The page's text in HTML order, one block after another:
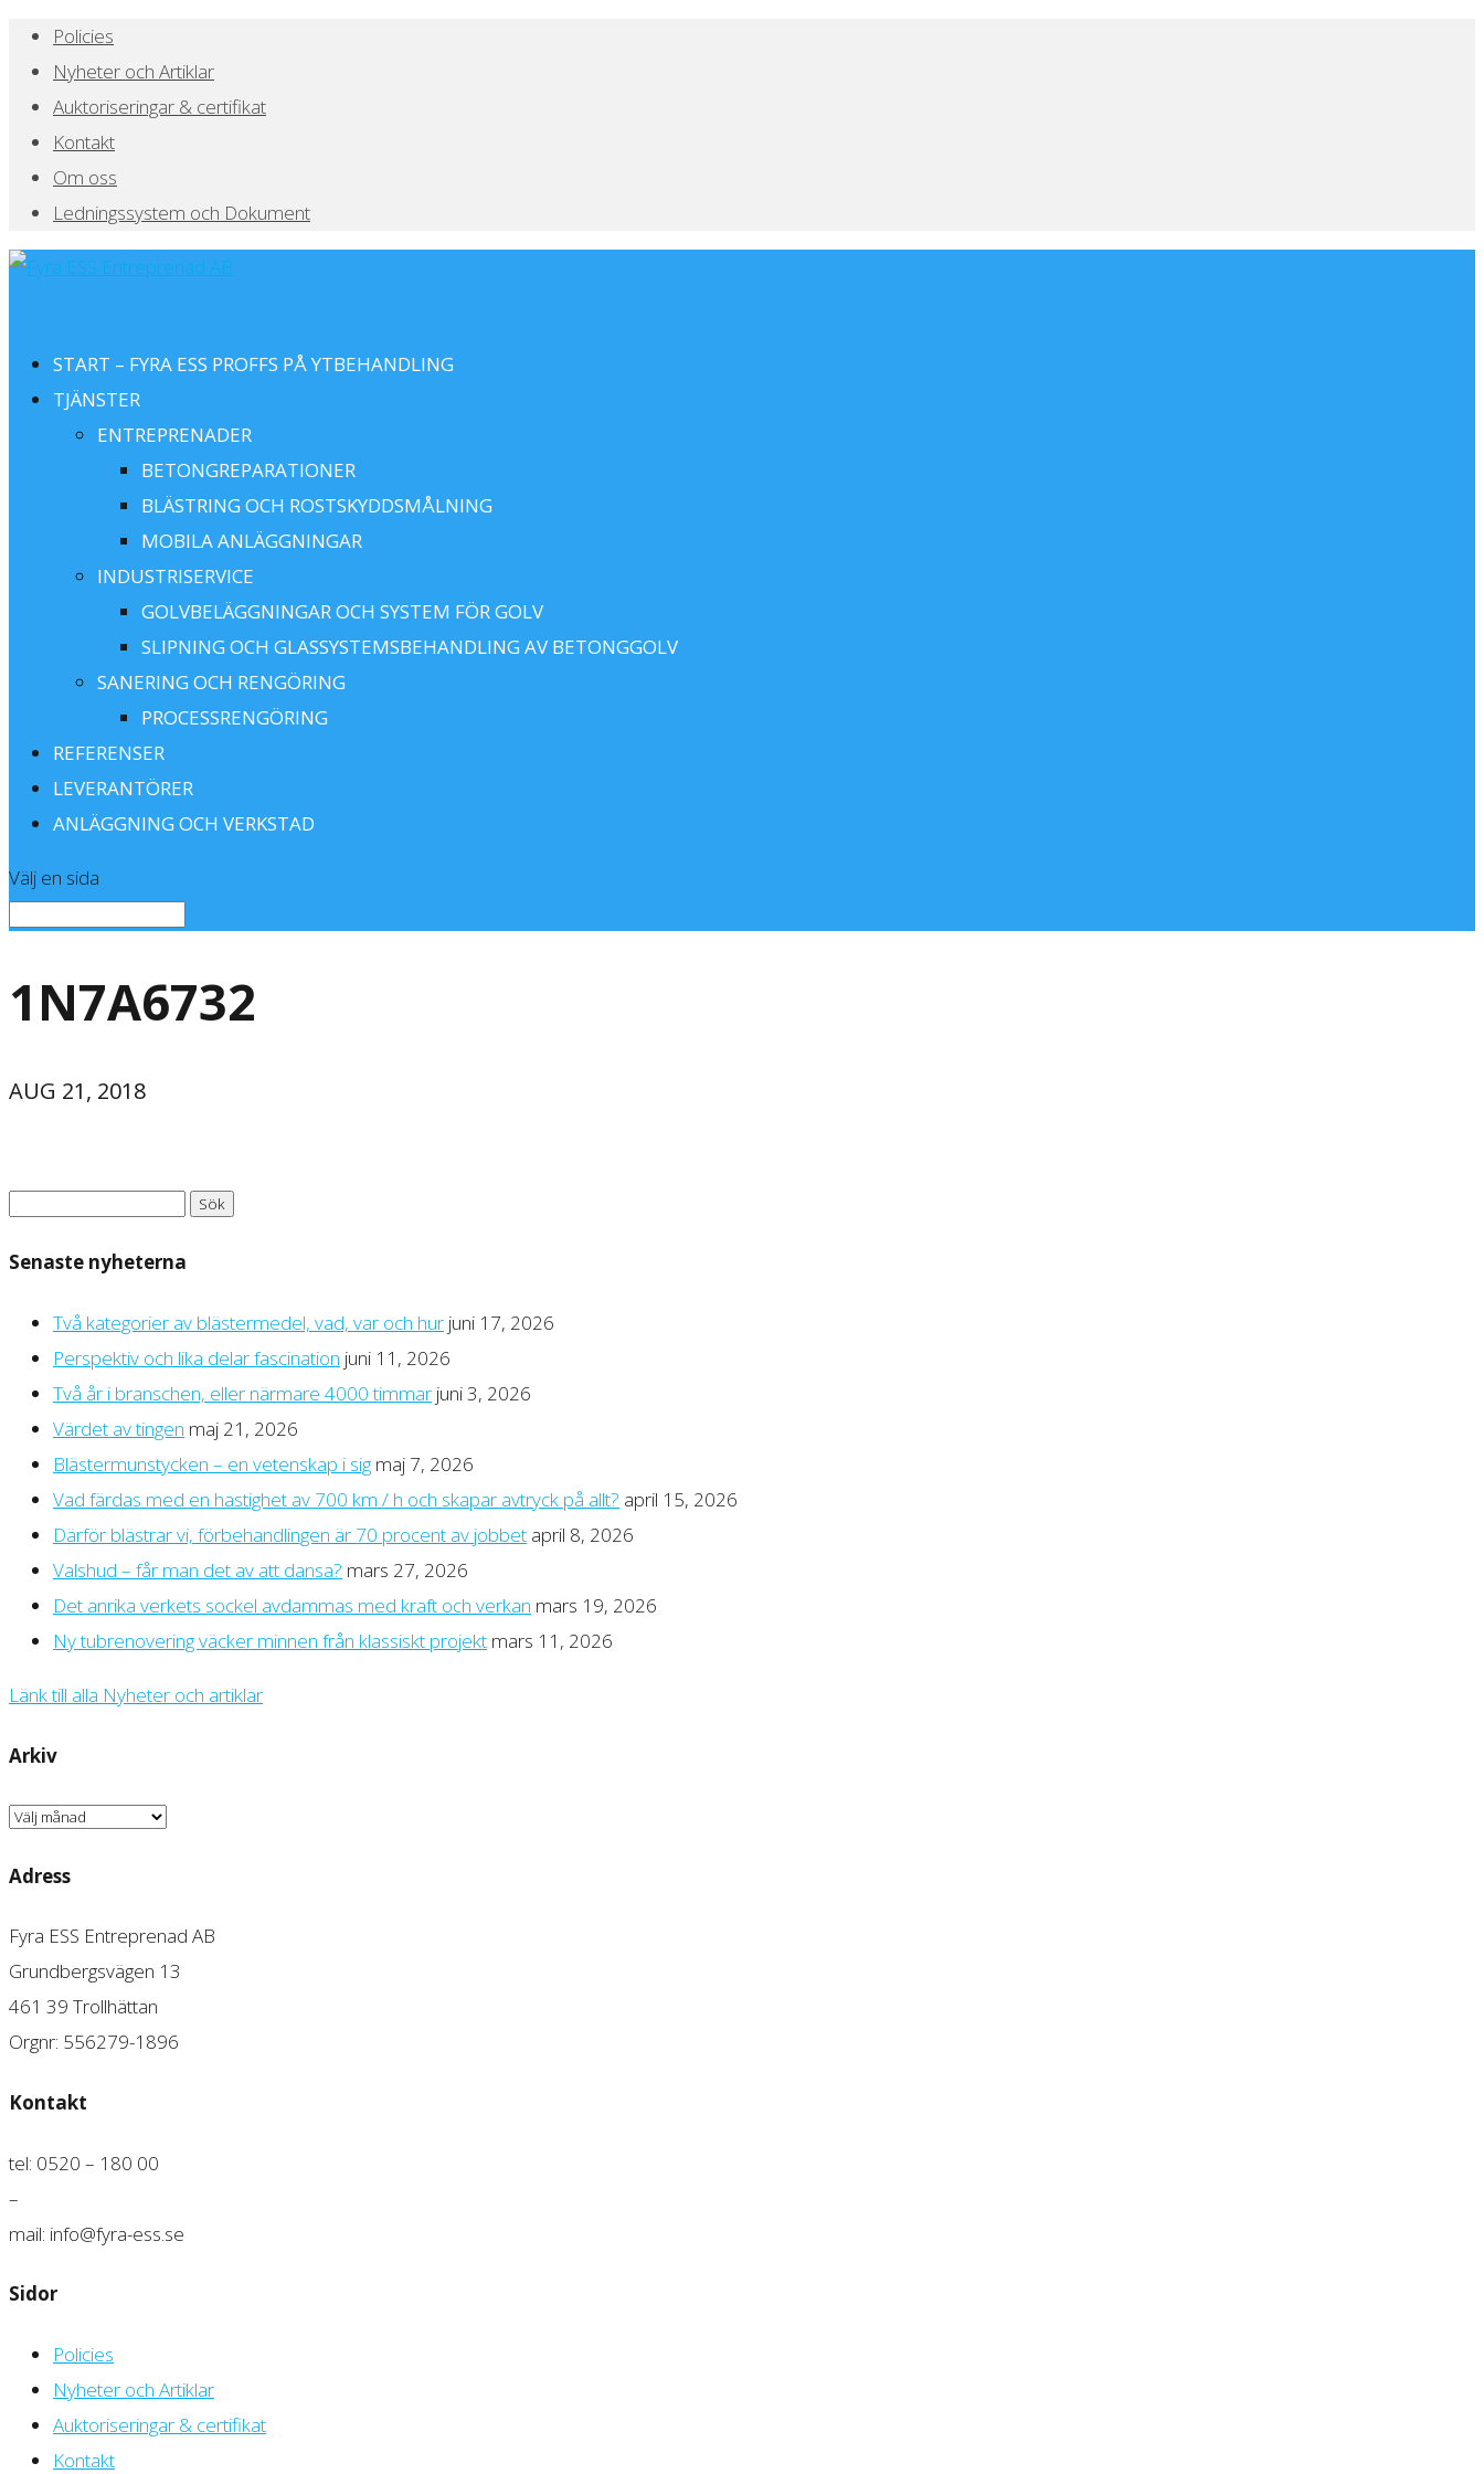
Policies
Nyheter och Artiklar
Auktoriseringar & certifikat
Kontakt
Om oss
Ledningssystem och Dokument
START – FYRA ESS PROFFS PÅ YTBEHANDLING
TJÄNSTER
ENTREPRENADER
BETONGREPARATIONER
BLÄSTRING OCH ROSTSKYDDSMÅLNING
MOBILA ANLÄGGNINGAR
INDUSTRISERVICE
GOLVBELÄGGNINGAR OCH SYSTEM FÖR GOLV
SLIPNING OCH GLASSYSTEMSBEHANDLING AV BETONGGOLV
SANERING OCH RENGÖRING
PROCESSRENGÖRING
REFERENSER
LEVERANTÖRER
ANLÄGGNING OCH VERKSTAD
Välj en sida
1N7A6732
AUG 21, 2018
Senaste nyheterna
Två kategorier av blästermedel, vad, var och hur juni 17, 2026
Perspektiv och lika delar fascination juni 11, 2026
Två år i branschen, eller närmare 4000 timmar juni 3, 2026
Värdet av tingen maj 21, 2026
Blästermunstycken – en vetenskap i sig maj 7, 2026
Vad färdas med en hastighet av 700 km / h och skapar avtryck på allt? april 15, 2026
Därför blästrar vi, förbehandlingen är 70 procent av jobbet april 8, 2026
Valshud – får man det av att dansa? mars 27, 2026
Det anrika verkets sockel avdammas med kraft och verkan mars 19, 2026
Ny tubrenovering väcker minnen från klassiskt projekt mars 11, 2026
Länk till alla Nyheter och artiklar
Arkiv
Arkiv
Adress
Fyra ESS Entreprenad AB
Grundbergsvägen 13
461 39 Trollhättan
Orgnr: 556279-1896
Kontakt
tel: 0520 – 180 00
–
mail: info@fyra-ess.se
Sidor
Policies
Nyheter och Artiklar
Auktoriseringar & certifikat
Kontakt